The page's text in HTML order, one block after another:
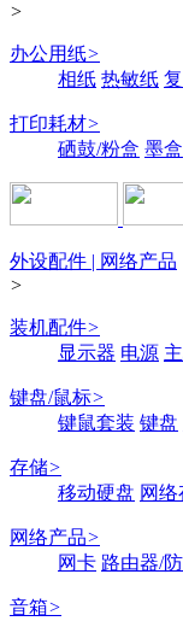
>
办公用纸>
相纸 热敏纸
打印耗材>
硒鼓/粉盒 墨盒
外设配件 | 网络产品
>
装机配件>
显示器 电源
键盘/鼠标>
键鼠套装 键盘
存储>
移动硬盘 网
网络产品>
网卡 路由器/
音箱>